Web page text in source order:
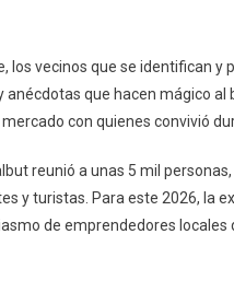
los vecinos que se identifican
que hacen mágico al
con quienes convivió
reunió a unas 5 mil
y turistas. Para este 2026, la
de emprendedores